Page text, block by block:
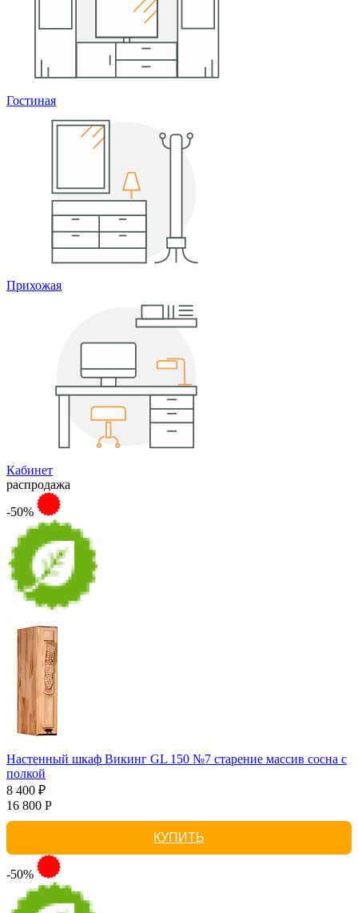
Гостиная
Прихожая
Кабинет
распродажа
-50%
Настенный шкаф Викинг GL 150 №7 старение массив сосна с
полкой
8 400 ₽
16 800 Р
КУПИТЬ
-50%